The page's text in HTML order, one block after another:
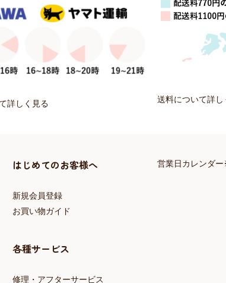
詳しく見る 送料について詳し
はじめてのお客様へ
新規会員登録
お買い物ガイド
各種サービス
修理・アフターサービス
営業日カレンダ